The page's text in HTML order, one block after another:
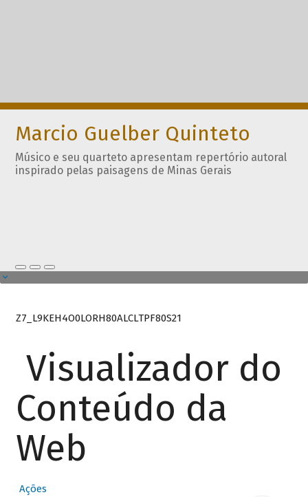
Marcio Guelber Quinteto
Músico e seu quarteto apresentam repertório autoral
inspirado pelas paisagens de Minas Gerais
Z7_L9KEH4O0LORH80ALCLTPF80S21
Visualizador do
Conteúdo da
Web
Ações